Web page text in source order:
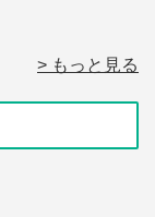
> もっと見る